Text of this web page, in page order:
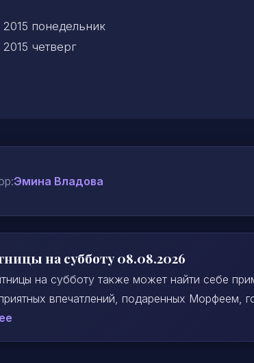
понедельник
четверг
Эмина Владова
на субботу 08.08.2026
на субботу также может найти себе
впечатлений, подаренных Морфеем,